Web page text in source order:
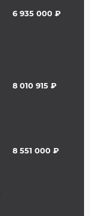
6 935 000 ₽
8 010 915 ₽
8 551 000 ₽